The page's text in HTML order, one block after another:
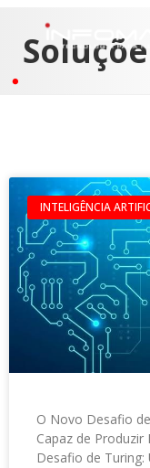
INTELIGÊNCIA
O Novo Desafio
Capaz de
Desafio de Turing: